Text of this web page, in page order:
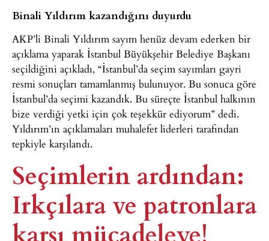
Binali Yıldırım kazandığını duyurdu
AKP’li Binali Yıldırım sayım henüz devam ederken bir
açıklama yaparak İstanbul Büyükşehir Belediye Başkanı
seçildiğini açıkladı, “İstanbul’da seçim sayımları gayri
resmi sonuçları tamamlanmış bulunuyor. Bu sonuca göre
İstanbul’da seçimi kazandık. Bu süreçte İstanbul halkının
bize verdiği yetki için çok teşekkür ediyorum” dedi.
Yıldırım’ın açıklamaları muhalefet liderleri tarafından
tepkiyle karşılandı.
Seçimlerin ardından:
Irkçılara ve patronlara
karşı mücadeleye!